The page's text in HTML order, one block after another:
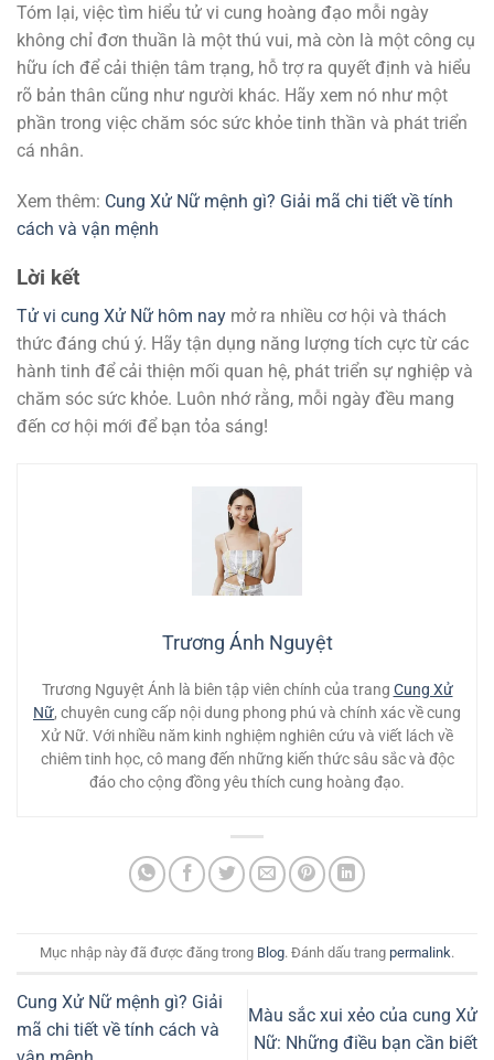
Tóm lại, việc tìm hiểu tử vi cung hoàng đạo mỗi ngày
không chỉ đơn thuần là một thú vui, mà còn là một công cụ
hữu ích để cải thiện tâm trạng, hỗ trợ ra quyết định và hiểu
rõ bản thân cũng như người khác. Hãy xem nó như một
phần trong việc chăm sóc sức khỏe tinh thần và phát triển
cá nhân.
Xem thêm: Cung Xử Nữ mệnh gì? Giải mã chi tiết về tính
cách và vận mệnh
Lời kết
Tử vi cung Xử Nữ hôm nay mở ra nhiều cơ hội và thách
thức đáng chú ý. Hãy tận dụng năng lượng tích cực từ các
hành tinh để cải thiện mối quan hệ, phát triển sự nghiệp và
chăm sóc sức khỏe. Luôn nhớ rằng, mỗi ngày đều mang
đến cơ hội mới để bạn tỏa sáng!
Trương Ánh Nguyệt
Trương Nguyệt Ánh là biên tập viên chính của trang Cung Xử
Nữ, chuyên cung cấp nội dung phong phú và chính xác về cung
Xử Nữ. Với nhiều năm kinh nghiệm nghiên cứu và viết lách về
chiêm tinh học, cô mang đến những kiến thức sâu sắc và độc
đáo cho cộng đồng yêu thích cung hoàng đạo.
Mục nhập này đã được đăng trong Blog. Đánh dấu trang permalink.
Cung Xử Nữ mệnh gì? Giải
mã chi tiết về tính cách và
Màu sắc xui xẻo của cung Xử
Nữ: Những điều bạn cần biết